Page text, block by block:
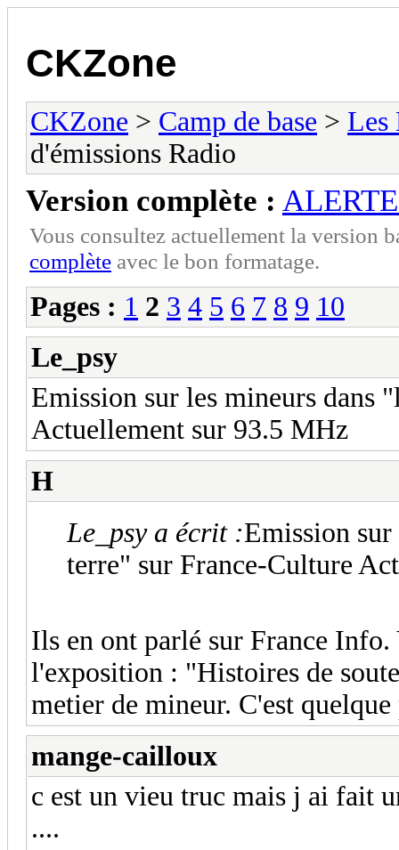
CKZone
CKZone > Camp de base > Les
d'émissions Radio
Version complète :
Vous consultez actuellement la version
complète avec le bon formatage.
Pages : 1 2 3 4 5 6 7 8 9 10
Le_psy
Emission sur les mineurs dans
Actuellement sur 93.5 MHz
H
Le_psy a écrit :Emission sur
terre" sur France-Culture
Ils en ont parlé sur France
l'exposition : "Histoires de
metier de mineur. C'est
mange-cailloux
c est un vieu truc mais j ai fait
....